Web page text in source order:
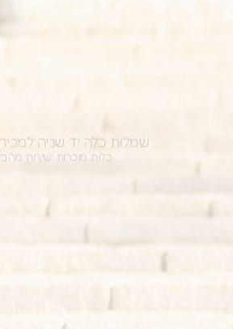
כלה יד שניה למכירה אונליין
כלות מוכרות ישירות מהבית